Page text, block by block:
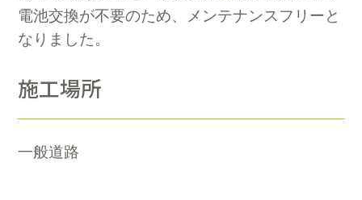
電池交換が不要のため、メンテナンスフリーと
なりました。
施工場所
一般道路